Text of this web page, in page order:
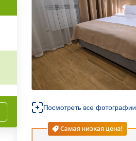
Посмотреть все фотографии
Самая низкая цена!